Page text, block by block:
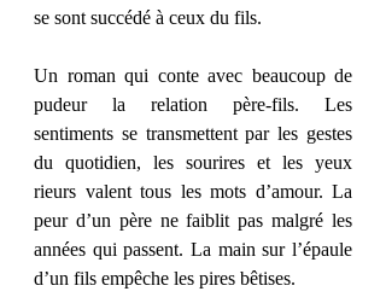
se sont succédé à ceux du fils.
Un roman qui conte avec beaucoup de
pudeur la relation père-fils. Les
sentiments se transmettent par les gestes
du quotidien, les sourires et les yeux
rieurs valent tous les mots d’amour. La
peur d’un père ne faiblit pas malgré les
années qui passent. La main sur l’épaule
d’un fils empêche les pires bêtises.